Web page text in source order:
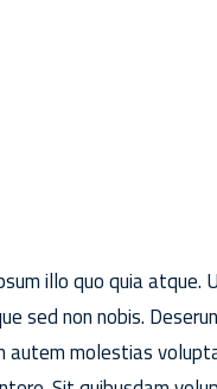
illo quo quia atque.
sed non nobis.
autem molestias